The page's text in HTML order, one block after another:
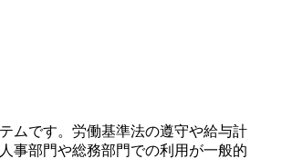
ムです。労働基準法の遵守や給与計
事部門や総務部門での利用が一般的